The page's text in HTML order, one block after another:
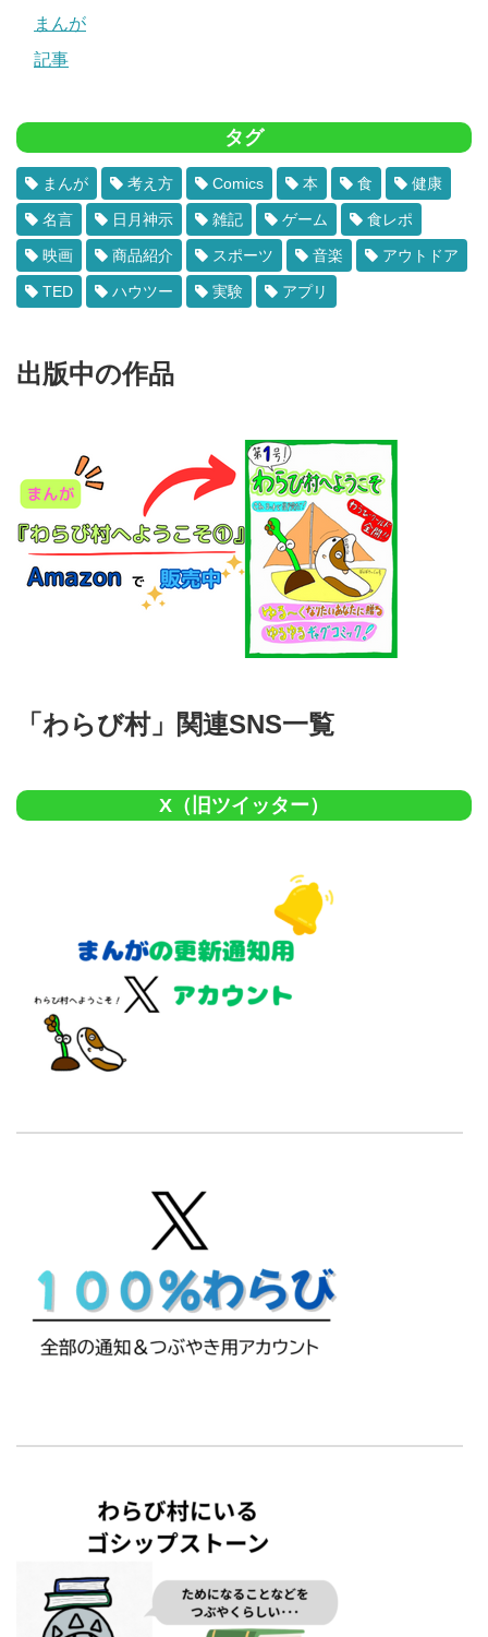
まんが
記事
タグ
まんが 考え方 Comics 本 食 健康
名言 日月神示 雑記 ゲーム 食レポ
映画 商品紹介 スポーツ 音楽 アウトドア
TED ハウツー 実験 アプリ
出版中の作品
「わらび村」関連SNS一覧
X（旧ツイッター）